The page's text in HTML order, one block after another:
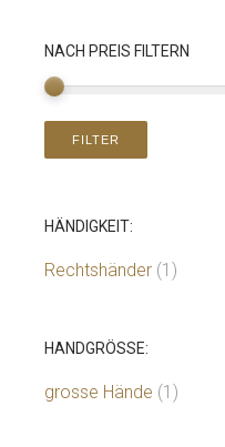
NACH PREIS FILTERN
FILTER
HÄNDIGKEIT:
Rechtshänder (1)
HANDGRÖSSE:
grosse Hände (1)